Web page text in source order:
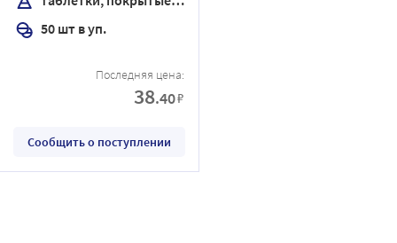
массой 104 мг
50 шт в уп.
Последняя цена:
38.40₽
Сообщить о поступлении